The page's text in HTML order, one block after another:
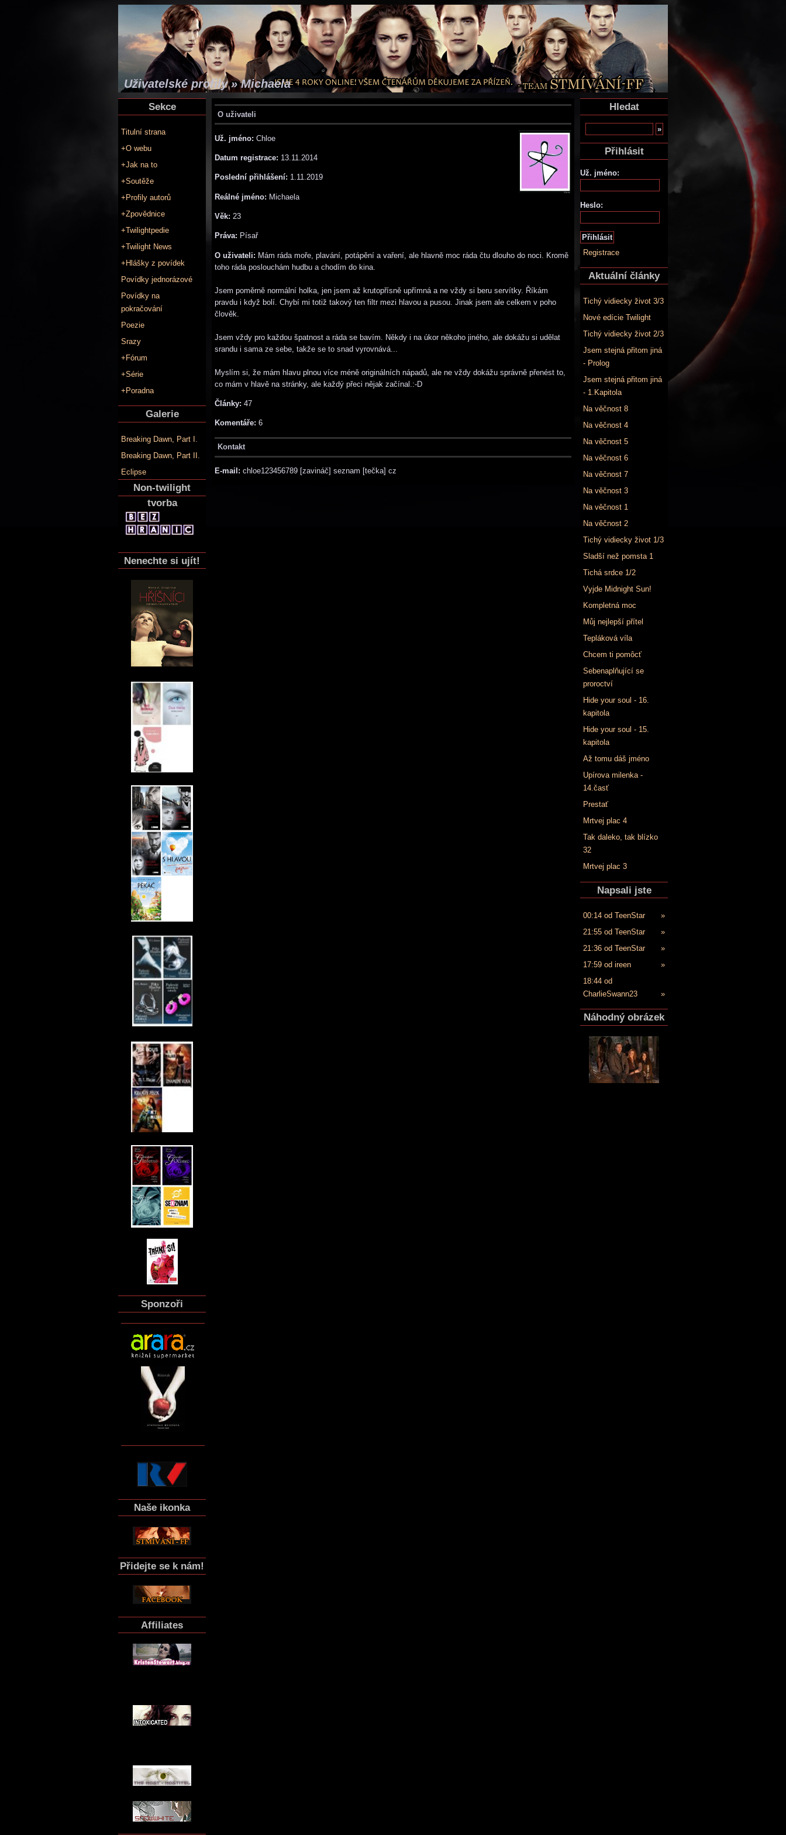
Uživatelské profily » Michaela
Sekce
Titulní strana
+O webu
+Jak na to
+Soutěže
+Profily autorů
+Zpovědnice
+Twilightpedie
+Twilight News
+Hlášky z povídek
Povídky jednorázové
Povídky na
pokračování
Poezie
Srazy
+Fórum
+Série
+Poradna
Galerie
Breaking Dawn, Part I.
Breaking Dawn, Part II.
Eclipse
Non-twilight
tvorba
Nenechte si ujít!
Sponzoři
Naše ikonka
Přidejte se k nám!
Affiliates
O uživateli
Už. jméno: Chloe
Datum registrace: 13.11.2014
Poslední přihlášení: 1.11.2019
Reálné jméno: Michaela
Věk: 23
Práva: Písař
O uživateli: Mám ráda moře, plavání, potápění a vaření, ale hlavně moc ráda čtu dlouho do noci. Kromě
toho ráda poslouchám hudbu a chodím do kina.
Jsem poměrně normální holka, jen jsem až krutopřísně upřímná a ne vždy si beru servítky. Říkám
pravdu i když bolí. Chybí mi totiž takový ten filtr mezi hlavou a pusou. Jinak jsem ale celkem v poho
člověk.
Jsem vždy pro každou špatnost a ráda se bavím. Někdy i na úkor někoho jiného, ale dokážu si udělat
srandu i sama ze sebe, takže se to snad vyrovnává...
Myslím si, že mám hlavu plnou více méně originálních nápadů, ale ne vždy dokážu správně přenést to,
co mám v hlavě na stránky, ale každý přeci nějak začínal.:-D
Články: 47
Komentáře: 6
Kontakt
E-mail: chloe123456789 [zavináč] seznam [tečka] cz
Hledat
Přihlásit
Už. jméno:
Heslo:
Registrace
Aktuální články
Tichý vidiecky život 3/3
Nové edície Twilight
Tichý vidiecky život 2/3
Jsem stejná přitom jiná
- Prolog
Jsem stejná přitom jiná
- 1.Kapitola
Na věčnost 8
Na věčnost 4
Na věčnost 5
Na věčnost 6
Na věčnost 7
Na věčnost 3
Na věčnost 1
Na věčnost 2
Tichý vidiecky život 1/3
Sladší než pomsta 1
Tichá srdce 1/2
Vyjde Midnight Sun!
Kompletná moc
Můj nejlepší přítel
Tepláková víla
Chcem ti pomôcť
Sebenaplňující se
proroctví
Hide your soul - 16.
kapitola
Hide your soul - 15.
kapitola
Až tomu dáš jméno
Upírova milenka -
14.časť
Prestať
Mrtvej plac 4
Tak daleko, tak blízko
32
Mrtvej plac 3
Napsali jste
00:14 od TeenStar
»
21:55 od TeenStar
»
21:36 od TeenStar
»
17:59 od ireen
»
18:44 od
CharlieSwann23
»
Náhodný obrázek